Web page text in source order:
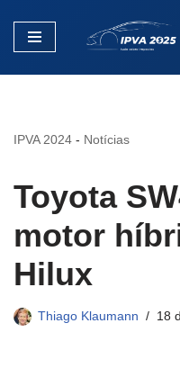
Pular
IPVA 2024 - Notícias
Toyota
motor
Hilux
Thiago Klaumann 18